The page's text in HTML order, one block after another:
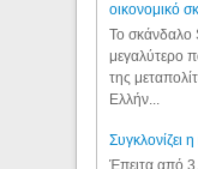
οικονομικό
Το σκάνδαλο
μεγαλύτερο
της
Ελλήν...
Συγκλονίζει
Έπειτα από